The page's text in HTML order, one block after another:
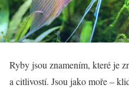
Ryby jsou znamením, které je
a citlivostí. Jsou jako moře –